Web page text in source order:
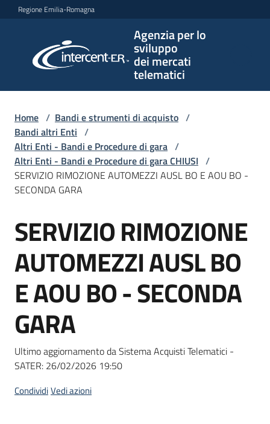
Vai al contenuto
Vai alla navigazione
Vai al footer
Regione Emilia-Romagna
Agenzia per lo
sviluppo
dei mercati
telematici
per lo
sviluppo
telematici
L'Agenzia
Bandi
e
di
Supporto
Piattaforme
telematiche
Home / Bandi e strumenti di acquisto /
Bandi altri Enti /
Altri Enti - Bandi e Procedure di gara /
Altri Enti - Bandi e Procedure di gara CHIUSI /
SERVIZIO RIMOZIONE AUTOMEZZI AUSL BO E AOU BO -
SECONDA GARA
Salta al contenuto
SERVIZIO RIMOZIONE
AUTOMEZZI AUSL BO
E AOU BO - SECONDA
GARA
Ultimo aggiornamento da Sistema Acquisti Telematici -
SATER: 26/02/2026 19:50
CondividiVedi azioni